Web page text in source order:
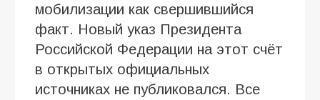
мобилизации как свершившийся
факт. Новый указ Президента
Российской Федерации на этот счёт
в открытых официальных
источниках не публиковался. Все